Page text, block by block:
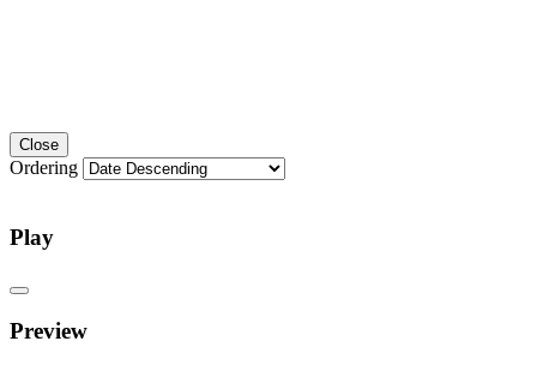
Close
Ordering
Play
Preview